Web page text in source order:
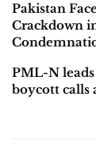
Pakistan
Crackdown
PML-N
boycott calls